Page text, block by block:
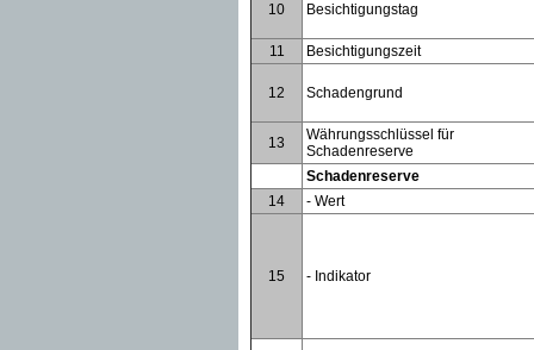
10 Besichtigungstag
11 Besichtigungszeit
12 Schadengrund
13
Währungsschlüssel für
Schadenreserve
Schadenreserve
14
- Wert
15 - Indikator